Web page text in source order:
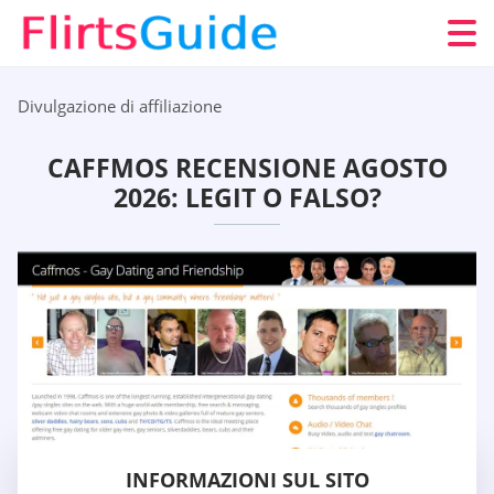
Divulgazione di affiliazione
CAFFMOS RECENSIONE AGOSTO
2026: LEGIT O FALSO?
INFORMAZIONI SUL SITO